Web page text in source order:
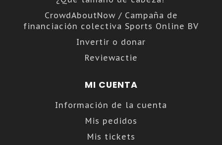
CrowdAboutNow / Campaña de
financiación colectiva Sports Online BV
Invertir o donar
Reviewactie
MI CUENTA
Información de la cuenta
Mis pedidos
Mis tickets